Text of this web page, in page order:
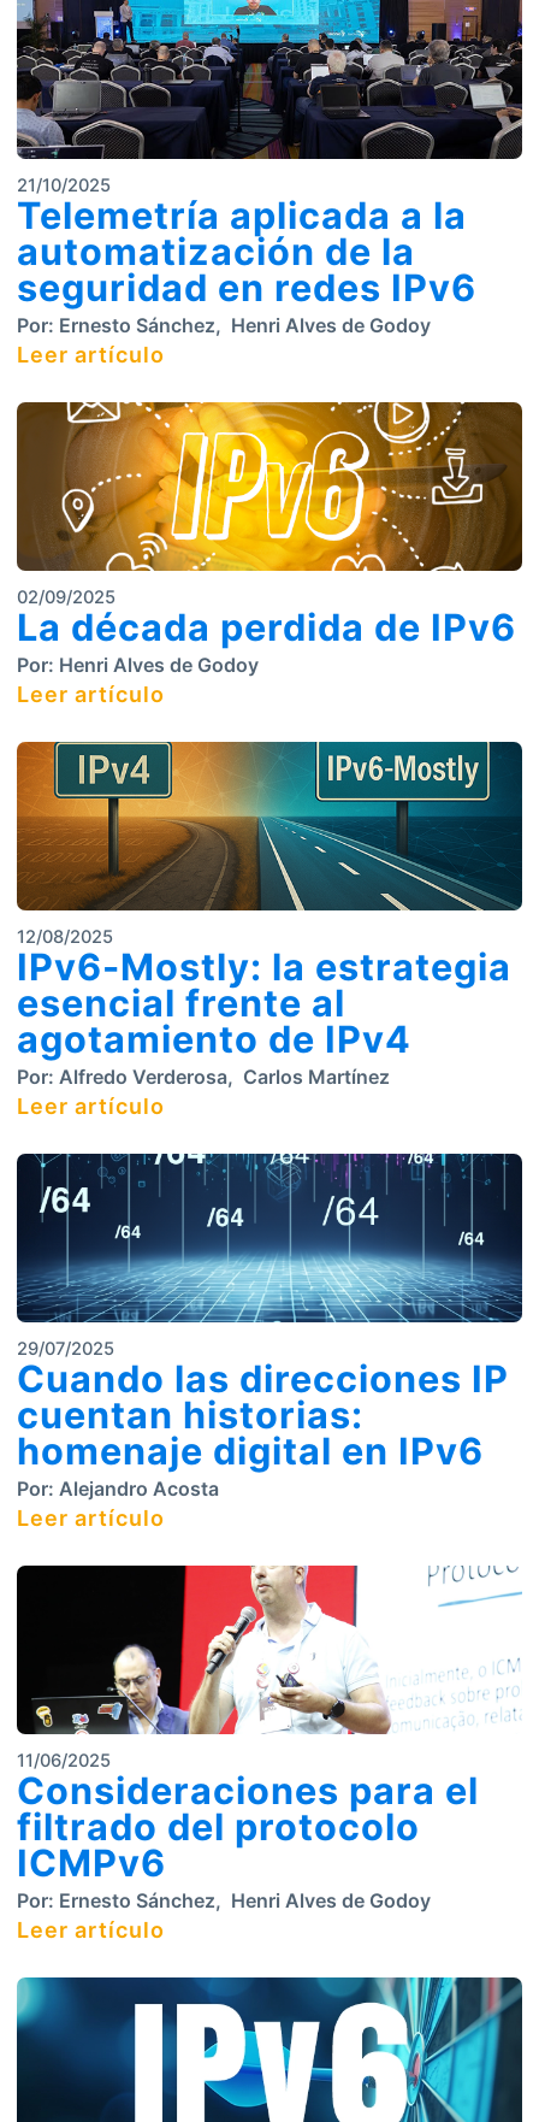
21/10/2025
Telemetría aplicada a la
automatización de la
seguridad en redes IPv6
Por: Ernesto Sánchez, Henri Alves de Godoy
Leer artículo
02/09/2025
La década perdida de IPv6
Por: Henri Alves de Godoy
Leer artículo
12/08/2025
IPv6-Mostly: la estrategia
esencial frente al
agotamiento de IPv4
Por: Alfredo Verderosa, Carlos Martínez
Leer artículo
29/07/2025
Cuando las direcciones IP
cuentan historias:
homenaje digital en IPv6
Por: Alejandro Acosta
Leer artículo
11/06/2025
Consideraciones para el
filtrado del protocolo
ICMPv6
Por: Ernesto Sánchez, Henri Alves de Godoy
Leer artículo